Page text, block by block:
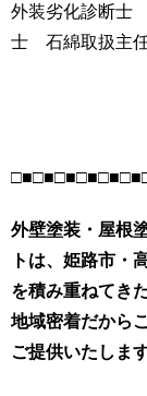
外装劣化診断士
士 石綿取扱主
外壁塗装・屋根
トは、姫路市・
を積み重ねてき
地域密着だから
ご提供いたしま